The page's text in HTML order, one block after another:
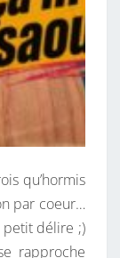
qu’hormis
par coeur…
petit délire ;)
rapproche